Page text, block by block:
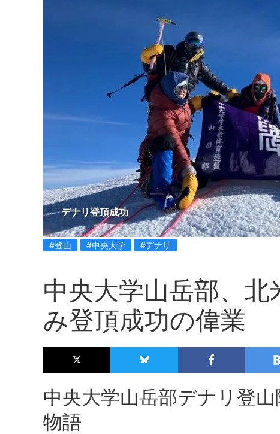
デナリ登頂成功
#登山 #中央大学 #デナリ
中央大学山岳部、
み登頂成功の偉業
中央大学山岳部デナリ登
物語